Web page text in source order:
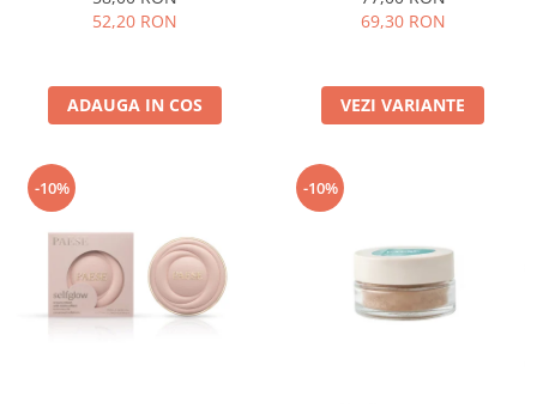
52,20 RON
ADAUGA IN COS
69,30 RON
VEZI VARIANTE
-10% -10%